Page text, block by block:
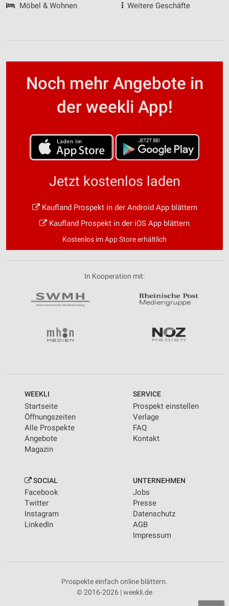
Möbel & Wohnen
Weitere Geschäfte
Noch mehr Angebote in
der weekli App!
Jetzt kostenlos laden
Kaufland Prospekt in der Android App blättern
Kaufland Prospekt in der iOS App blättern
Kostenlos im App Store erhältlich
In Kooperation mit:
WEEKLI
Startseite
Öffnungszeiten
Alle Prospekte
Angebote
Magazin
SERVICE
Prospekt einstellen
Verlage
FAQ
Kontakt
SOCIAL
Facebook
Twitter
Instagram
LinkedIn
UNTERNEHMEN
Jobs
Presse
Datenschutz
AGB
Impressum
Prospekte einfach online blättern.
© 2016-2026 | weekli.de